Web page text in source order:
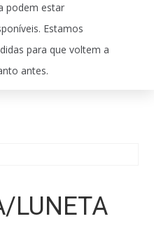
podem estar
Estamos
para que voltem a
antes.
LUNETA